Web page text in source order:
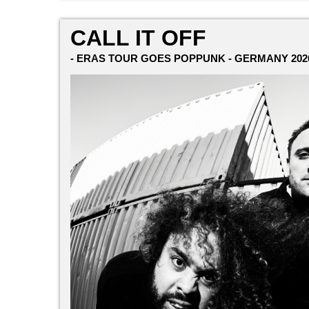
CALL IT OFF
- ERAS TOUR GOES POPPUNK - GERMANY